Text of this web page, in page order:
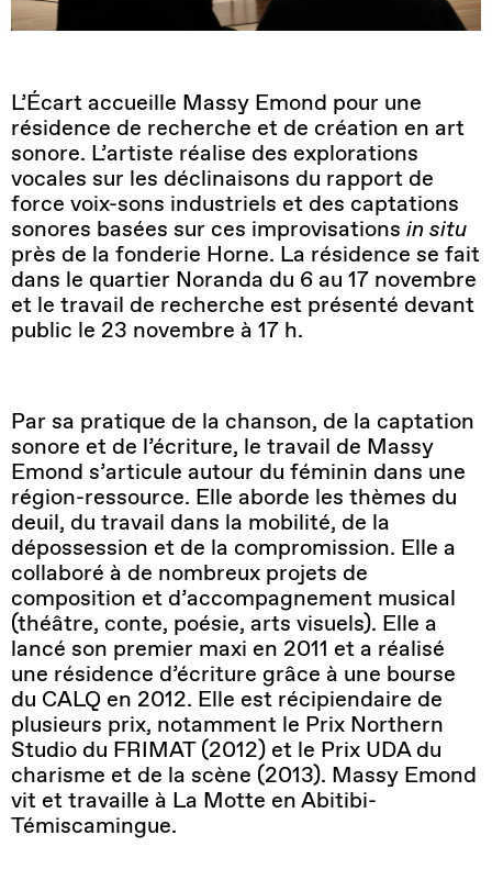
L’Écart accueille Massy Emond pour une
résidence de recherche et de création en art
sonore. L’artiste réalise des explorations
vocales sur les déclinaisons du rapport de
force voix-sons industriels et des captations
sonores basées sur ces improvisations in situ
près de la fonderie Horne. La résidence se fait
dans le quartier Noranda du 6 au 17 novembre
et le travail de recherche est présenté devant
public le 23 novembre à 17 h.
Par sa pratique de la chanson, de la captation
sonore et de l’écriture, le travail de Massy
Emond s’articule autour du féminin dans une
région-ressource. Elle aborde les thèmes du
deuil, du travail dans la mobilité, de la
dépossession et de la compromission. Elle a
collaboré à de nombreux projets de
composition et d’accompagnement musical
(théâtre, conte, poésie, arts visuels). Elle a
lancé son premier maxi en 2011 et a réalisé
une résidence d’écriture grâce à une bourse
du CALQ en 2012. Elle est récipiendaire de
plusieurs prix, notamment le Prix Northern
Studio du FRIMAT (2012) et le Prix UDA du
charisme et de la scène (2013). Massy Emond
vit et travaille à La Motte en Abitibi-
Témiscamingue.